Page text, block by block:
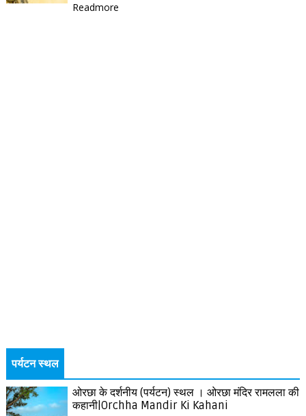
Readmore
पर्यटन स्थल
ओरछा के दर्शनीय (पर्यटन) स्थल । ओरछा मंदिर रामलला की
कहानी|Orchha Mandir Ki Kahani